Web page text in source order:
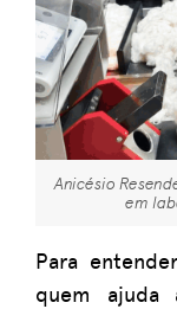
Anicésio
em
Para
quem ajuda